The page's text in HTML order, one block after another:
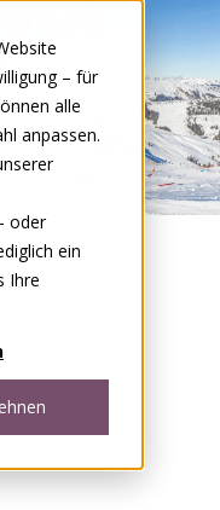
– für
alle
anpassen.
oder
ein
Ihre